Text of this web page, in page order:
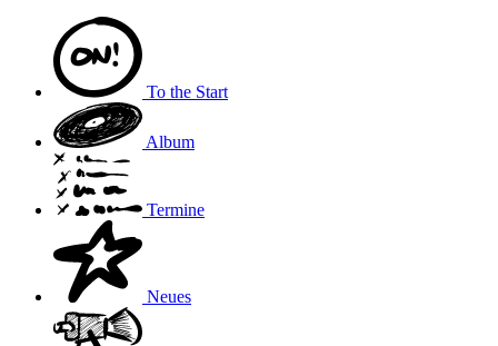
To the Start
Album
Termine
Neues